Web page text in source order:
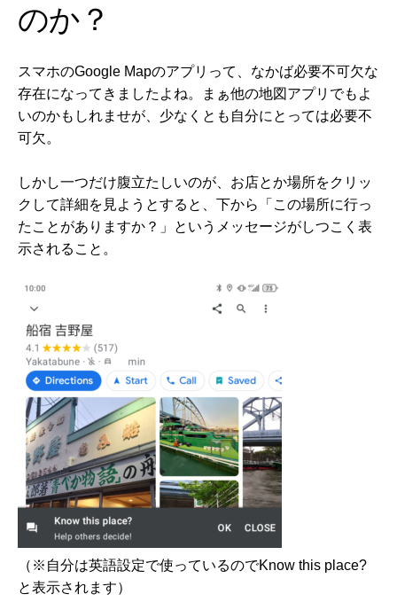
のか？
スマホのGoogle Mapのアプリって、なかば必要不可欠な
存在になってきましたよね。まぁ他の地図アプリでもよ
いのかもしれませが、少なくとも自分にとっては必要不
可欠。
しかし一つだけ腹立たしいのが、お店とか場所をクリッ
クして詳細を見ようとすると、下から「この場所に行っ
たことがありますか？」というメッセージがしつこく表
示されること。
（※自分は英語設定で使っているのでKnow this place?
と表示されます）